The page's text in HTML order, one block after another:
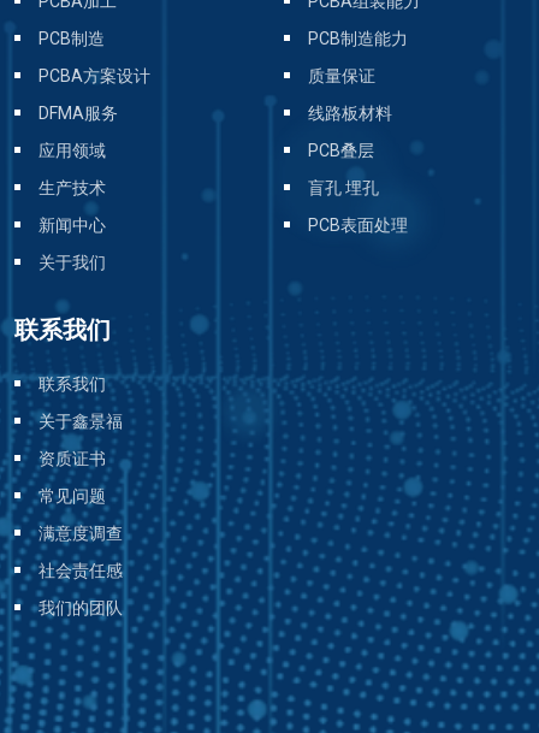
PCB制造
PCBA方案设计
DFMA服务
应用领域
生产技术
新闻中心
关于我们
PCB制造能力
质量保证
线路板材料
PCB叠层
盲孔 埋孔
PCB表面处理
联系我们
联系我们
关于鑫景福
资质证书
常见问题
满意度调查
社会责任感
我们的团队